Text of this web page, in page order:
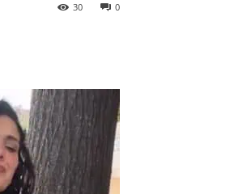
0
30